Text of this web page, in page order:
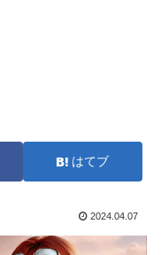
はてブ
2024.04.07